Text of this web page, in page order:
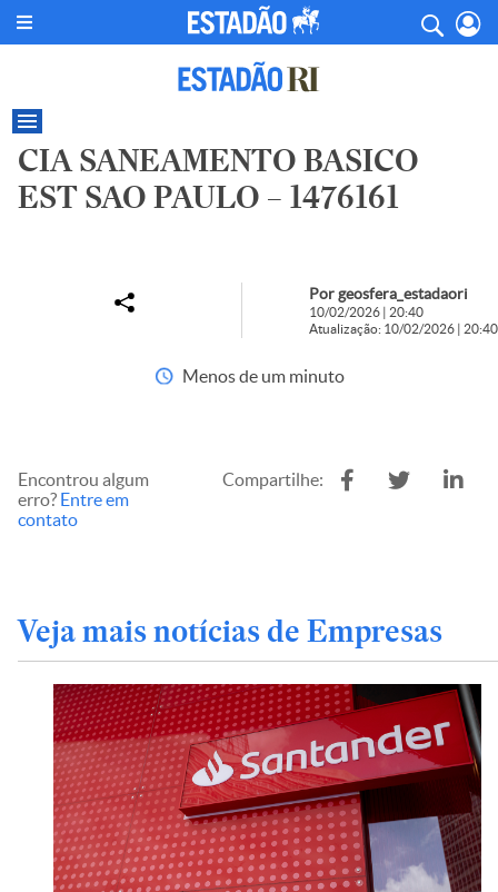
CIA SANEAMENTO BASICO
EST SAO PAULO – 1476161
Por geosfera_estadaori
10/02/2026 | 20:40
Atualização: 10/02/2026 | 20:40
Menos de um minuto
Encontrou algum
erro? Entre em
contato
Compartilhe:
Veja mais notícias de Empresas